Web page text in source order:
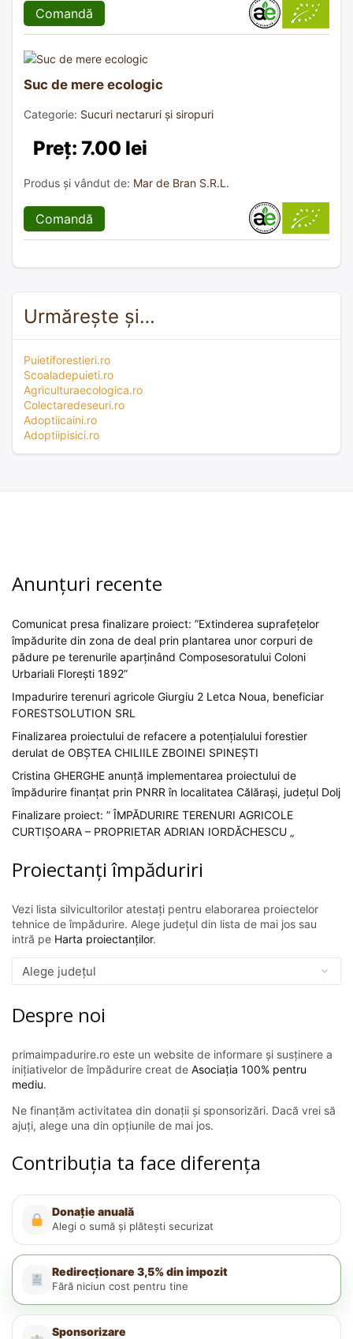
Comandă
Suc de mere ecologic
Categorie: Sucuri nectaruri și siropuri
Preț: 7.00 lei
Produs și vândut de: Mar de Bran S.R.L.
Comandă
Urmărește și…
Puietiforestieri.ro
Scoaladepuieti.ro
Agriculturaecologica.ro
Colectaredeseuri.ro
Adoptiicaini.ro
Adoptiipisici.ro
Anunțuri recente
Comunicat presa finalizare proiect: ”Extinderea suprafețelor
împădurite din zona de deal prin plantarea unor corpuri de
pădure pe terenurile aparținând Composesoratului Coloni
Urbariali Florești 1892”
Impadurire terenuri agricole Giurgiu 2 Letca Noua, beneficiar
FORESTSOLUTION SRL
Finalizarea proiectului de refacere a potențialului forestier
derulat de OBȘTEA CHILIILE ZBOINEI SPINEȘTI
Cristina GHERGHE anunță implementarea proiectului de
împădurire finanțat prin PNRR în localitatea Călărași, județul Dolj
Finalizare proiect: ” ÎMPĂDURIRE TERENURI AGRICOLE
CURTIȘOARA – PROPRIETAR ADRIAN IORDĂCHESCU „
Proiectanți împăduriri
Vezi lista silvicultorilor atestați pentru elaborarea proiectelor
tehnice de împădurire. Alege județul din lista de mai jos sau
intră pe Harta proiectanților.
Despre noi
primaimpadurire.ro este un website de informare și susținere a
inițiativelor de împădurire creat de Asociația 100% pentru
mediu.
Ne finanțăm activitatea din donații și sponsorizări. Dacă vrei să
ajuți, alege una din opțiunile de mai jos.
Contribuția ta face diferența
Donație anuală
Alegi o sumă și plătești securizat
Redirecționare 3,5% din impozit
Fără niciun cost pentru tine
Sponsorizare